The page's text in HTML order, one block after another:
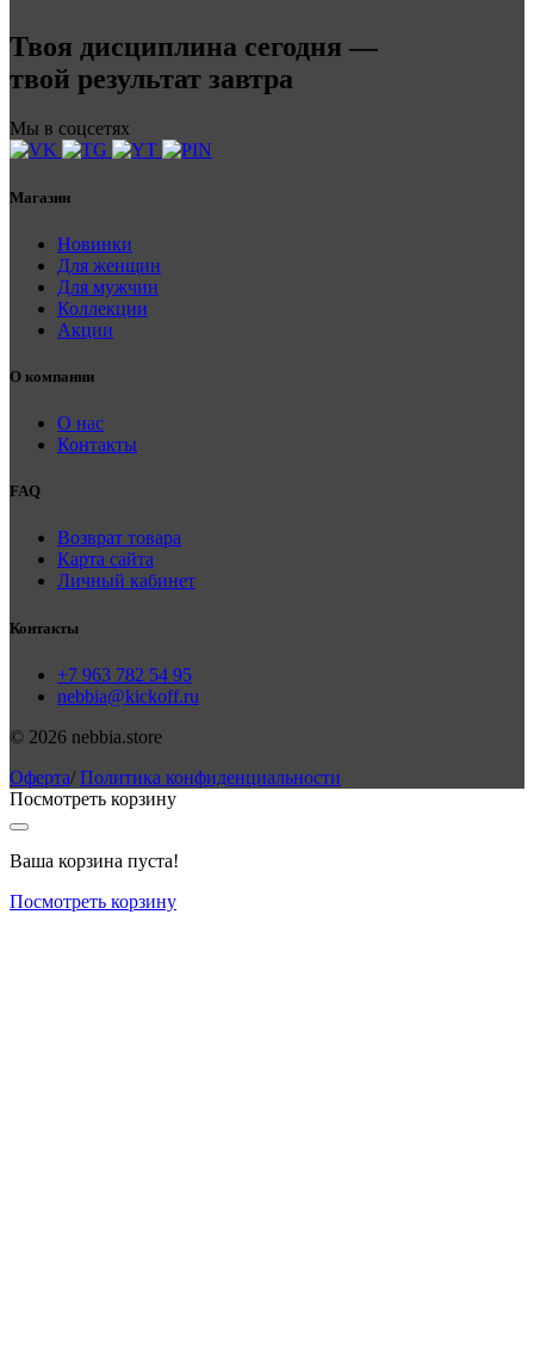
Твоя дисциплина сегодня —
твой результат завтра
Мы в соцсетях
Магазин
Новинки
Для женщин
Для мужчин
Коллекции
Акции
О компании
О нас
Контакты
FAQ
Возврат товара
Карта сайта
Личный кабинет
Контакты
+7 963 782 54 95
nebbia@kickoff.ru
© 2026 nebbia.store
Оферта/ Политика конфиденциальности
Посмотреть корзину
Ваша корзина пуста!
Посмотреть корзину